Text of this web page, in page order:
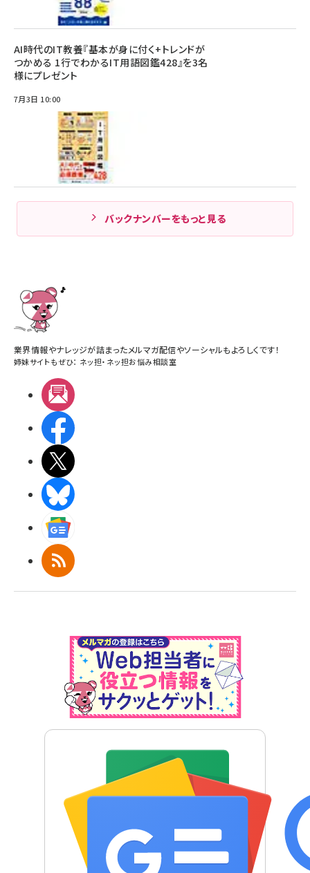
AI時代のIT教養『基本が身に付く+トレンドが
つかめる 1行でわかるIT用語図鑑428』を3名
様にプレゼント
7月3日 10:00
バックナンバーをもっと見る
業界情報やナレッジが詰まったメルマガ配信やソーシャルもよろしくです！
姉妹サイトもぜひ： ネッ担・ ネッ担お悩み相談室
RSS